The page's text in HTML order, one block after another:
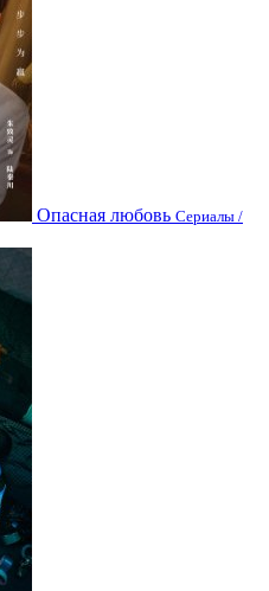
Опасная любовь Сериалы /